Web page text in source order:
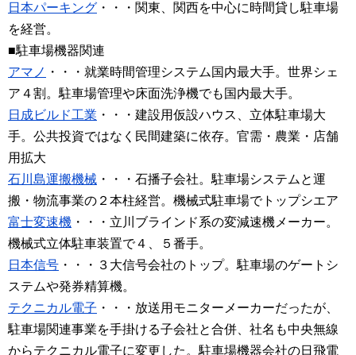
日本パーキング ・・・関東、関西を中心に時間貸し駐車場
を経営。
■駐車場機器関連
アマノ ・・・就業時間管理システム国内最大手。世界シェ
ア４割。駐車場管理や床面洗浄機でも国内最大手。
日成ビルド工業 ・・・建設用仮設ハウス、立体駐車場大
手。公共投資ではなく民間建築に依存。官需・農業・店舗
用拡大
石川島運搬機械 ・・・石播子会社。駐車場システムと運
搬・物流事業の２本柱経営。機械式駐車場でトップシエア
富士変速機 ・・・立川ブラインド系の変減速機メーカー。
機械式立体駐車装置で４、５番手。
日本信号 ・・・３大信号会社のトップ。駐車場のゲートシ
ステムや発券精算機。
テクニカル電子 ・・・放送用モニターメーカーだったが、
駐車場関連事業を手掛ける子会社と合併、社名も中央無線
からテクニカル電子に変更した。駐車場機器会社の日飛電